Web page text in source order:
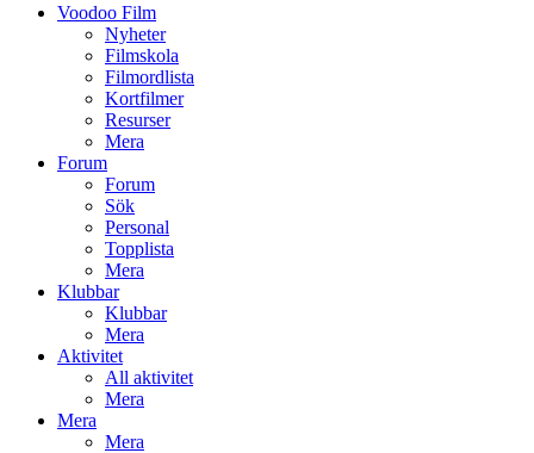
Voodoo Film
Nyheter
Filmskola
Filmordlista
Kortfilmer
Resurser
Mera
Forum
Forum
Sök
Personal
Topplista
Mera
Klubbar
Klubbar
Mera
Aktivitet
All aktivitet
Mera
Mera
Mera